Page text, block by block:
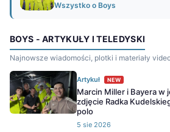
Wszystko o Boys
BOYS - ARTYKUŁY I TELEDYSKI
Najnowsze wiadomości, plotki i materiały
Artykuł NEW
Marcin Miller i Bayera w
zdjęcie Radka
polo
5 sie 2026